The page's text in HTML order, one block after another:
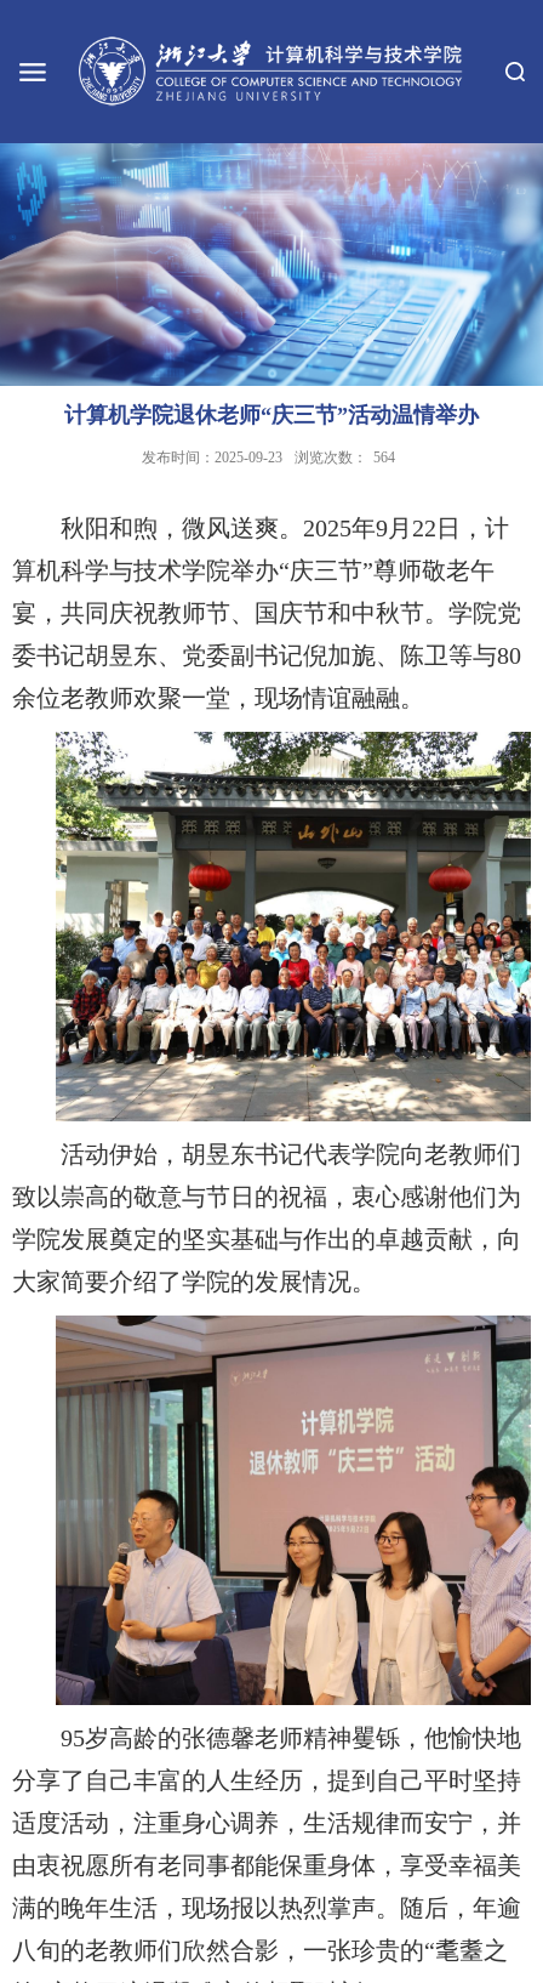
计算机学院退休老师“庆三节”活动温情举办
发布时间：2025-09-23 浏览次数： 564
秋阳和煦，微风送爽。2025年9月22日，计
算机科学与技术学院举办“庆三节”尊师敬老午
宴，共同庆祝教师节、国庆节和中秋节。学院党
委书记胡昱东、党委副书记倪加旎、陈卫等与80
余位老教师欢聚一堂，现场情谊融融。
活动伊始，胡昱东书记代表学院向老教师们
致以崇高的敬意与节日的祝福，衷心感谢他们为
学院发展奠定的坚实基础与作出的卓越贡献，向
大家简要介绍了学院的发展情况。
95岁高龄的张德馨老师精神矍铄，他愉快地
分享了自己丰富的人生经历，提到自己平时坚持
适度活动，注重身心调养，生活规律而安宁，并
由衷祝愿所有老同事都能保重身体，享受幸福美
满的晚年生活，现场报以热烈掌声。随后，年逾
八旬的老教师们欣然合影，一张珍贵的“耄耋之